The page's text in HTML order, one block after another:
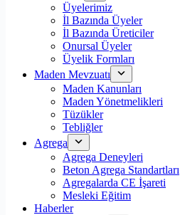
Üyelerimiz
İl Bazında Üyeler
İl Bazında Üreticiler
Onursal Üyeler
Üyelik Formları
Maden Mevzuatı
Maden Kanunları
Maden Yönetmelikleri
Tüzükler
Tebliğler
Agrega
Agrega Deneyleri
Beton Agrega Standartları
Agregalarda CE İşareti
Mesleki Eğitim
Haberler